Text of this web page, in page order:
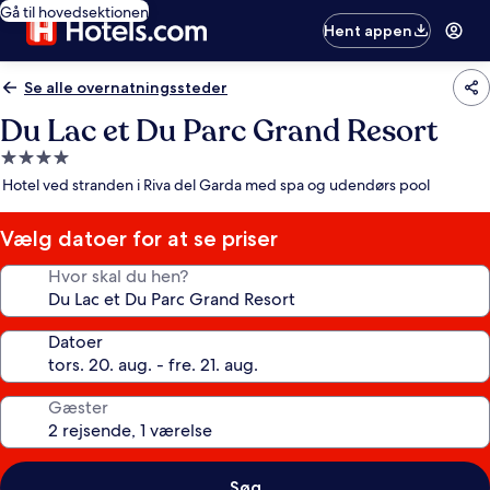
Gå til hovedsektionen
Hent appen
Se alle overnatningssteder
Du Lac et Du Parc Grand Resort
4.0-
stjernet
Hotel ved stranden i Riva del Garda med spa og udendørs pool
Vælg datoer for at se priser
Hvor skal du hen?
Datoer
Gæster